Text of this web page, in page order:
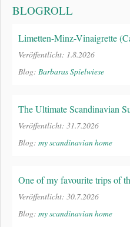
BLOGROLL
Limetten-Minz-Vinaigrette
Veröffentlicht: 1.8.2026
Blog: Barbaras Spielwiese
The Ultimate Scandinavian
Veröffentlicht: 31.7.2026
Blog: my scandinavian home
One of my favourite trips of
Veröffentlicht: 30.7.2026
Blog: my scandinavian home